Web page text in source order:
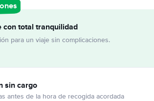
con total tranquilidad
para un viaje sin complicaciones.
sin cargo
antes de la hora de recogida acordada